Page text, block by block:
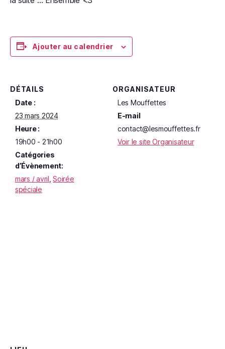
Ajouter au calendrier
DÉTAILS
Date :
23 mars 2024
Heure :
19h00 - 21h00
Catégories
d’Évènement:
mars / avril ,Soirée
spéciale
ORGANISATEUR
Les Mouffettes
E-mail
contact@lesmouffettes.fr
Voir le site Organisateur